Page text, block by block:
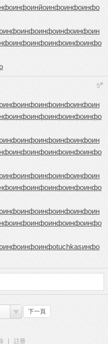
инфоинйоинфоинфоинфо
инфоинфоинфоинфоинфоин
инфоинфоинфоинфоинфо
5#
инфоинфоинфоинфоинфоин
инфоинфоинфоинфоинфо
инфоинфоинфоинфоинфоин
инфоинфоинфоинфоинфо
инфоинфоинфоинфоинфоин
инфоинфоинфоинфоинфо
инфоинфоинфоинфоинфоин
инфоинфоинфоинфоинфо
инфоинфоинфоtuchkasинфо
下一頁
註冊